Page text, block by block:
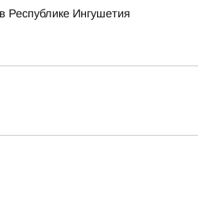
Республике Ингушетия